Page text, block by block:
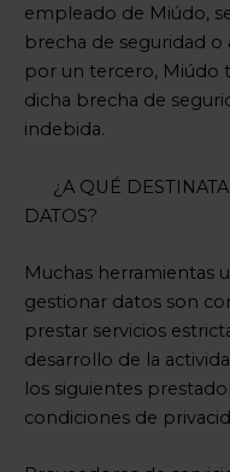
empleado de Miúdo,
brecha de seguridad
por un tercero, Miúdo
dicha brecha de
indebida.
¿A QUÉ
DATOS?
Muchas herramientas
gestionar datos son
prestar servicios
desarrollo de la
los siguientes
condiciones de